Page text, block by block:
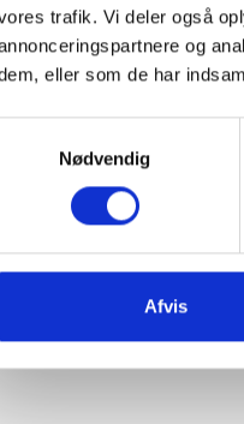
trafik. Vi deler også
og
eller som de har
Nødvendig
Afvis